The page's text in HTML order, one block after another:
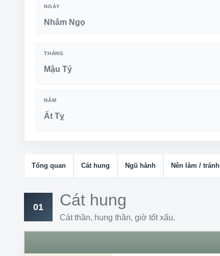
NGÀY
Nhâm Ngọ
THÁNG
Mậu Tý
NĂM
Ất Tỵ
Tổng quan Cát hung Ngũ hành Nên làm / tránh
01 Cát hung
Cát thần, hung thần, giờ tốt xấu.